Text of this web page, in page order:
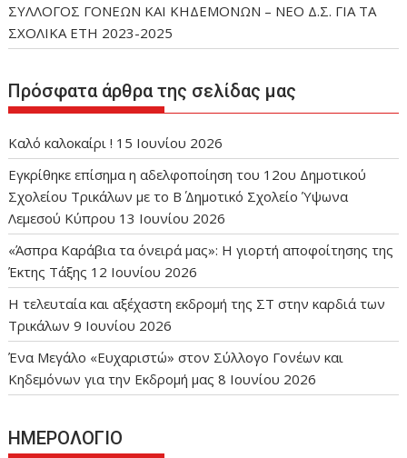
ΣΥΛΛΟΓΟΣ ΓΟΝΕΩΝ ΚΑΙ ΚΗΔΕΜΟΝΩΝ – ΝΕΟ Δ.Σ. ΓΙΑ ΤΑ
ΣΧΟΛΙΚΑ ΕΤΗ 2023-2025
Πρόσφατα άρθρα της σελίδας μας
Καλό καλοκαίρι ! 15 Ιουνίου 2026
Εγκρίθηκε επίσημα η αδελφοποίηση του 12ου Δημοτικού
Σχολείου Τρικάλων με το Β΄ Δημοτικό Σχολείο Ύψωνα
Λεμεσού Κύπρου 13 Ιουνίου 2026
«Άσπρα Καράβια τα όνειρά μας»: Η γιορτή αποφοίτησης της
Έκτης Τάξης 12 Ιουνίου 2026
Η τελευταία και αξέχαστη εκδρομή της ΣΤ στην καρδιά των
Τρικάλων 9 Ιουνίου 2026
Ένα Μεγάλο «Ευχαριστώ» στον Σύλλογο Γονέων και
Κηδεμόνων για την Εκδρομή μας 8 Ιουνίου 2026
ΗΜΕΡΟΛΟΓΙΟ